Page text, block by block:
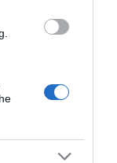
kerüld el egy új